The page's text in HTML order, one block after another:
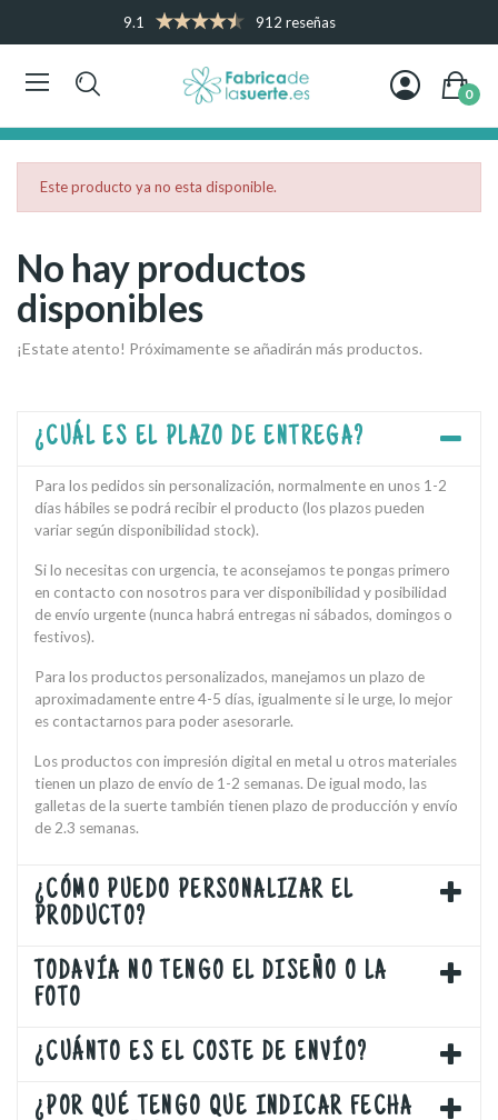
9.1 912 reseñas
0
Este producto ya no esta disponible.
No hay productos
disponibles
¡Estate atento! Próximamente se añadirán más productos.
¿CUÁL ES EL PLAZO DE ENTREGA?
Para los pedidos sin personalización, normalmente en unos 1-2
días hábiles se podrá recibir el producto (los plazos pueden
variar según disponibilidad stock).
Si lo necesitas con urgencia, te aconsejamos te pongas primero
en contacto con nosotros para ver disponibilidad y posibilidad
de envío urgente (nunca habrá entregas ni sábados, domingos o
festivos).
Para los productos personalizados, manejamos un plazo de
aproximadamente entre 4-5 días, igualmente si le urge, lo mejor
es contactarnos para poder asesorarle.
Los productos con impresión digital en metal u otros materiales
tienen un plazo de envío de 1-2 semanas. De igual modo, las
galletas de la suerte también tienen plazo de producción y envío
de 2.3 semanas.
¿CÓMO PUEDO PERSONALIZAR EL
PRODUCTO?
TODAVÍA NO TENGO EL DISEÑO O LA
FOTO
¿CUÁNTO ES EL COSTE DE ENVÍO?
¿POR QUÉ TENGO QUE INDICAR FECHA